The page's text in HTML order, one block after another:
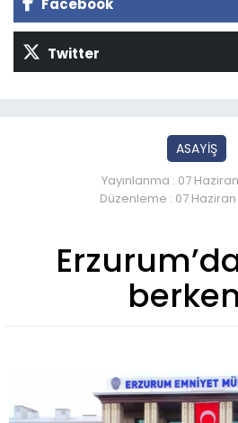
Facebook
Twitter
ASAYİŞ
Yayınlanma : 07
Düzenleme : 07